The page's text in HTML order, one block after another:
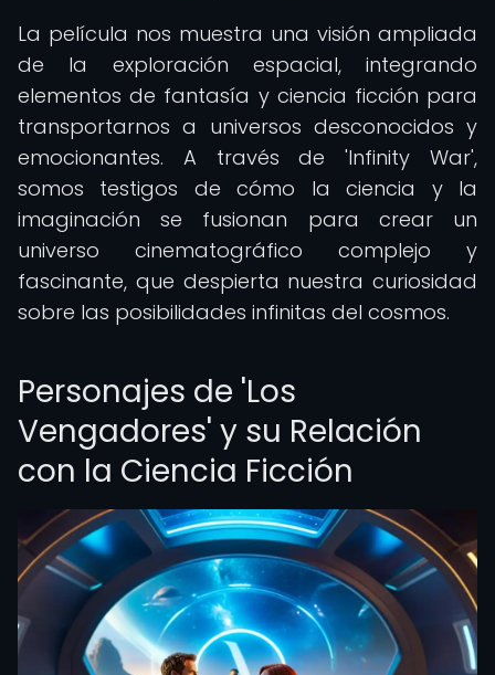
La película nos muestra una visión ampliada
de la exploración espacial, integrando
elementos de fantasía y ciencia ficción para
transportarnos a universos desconocidos y
emocionantes. A través de 'Infinity War',
somos testigos de cómo la ciencia y la
imaginación se fusionan para crear un
universo cinematográfico complejo y
fascinante, que despierta nuestra curiosidad
sobre las posibilidades infinitas del cosmos.
Personajes de 'Los
Vengadores' y su Relación
con la Ciencia Ficción